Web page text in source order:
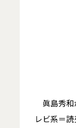
眞島秀和
レビ系＝